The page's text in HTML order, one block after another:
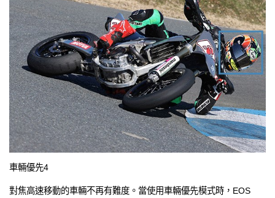
車輛優先4
對焦高速移動的車輛不再有難度。當使用車輛優先模式時，EOS